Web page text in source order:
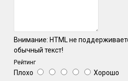
Внимание: HTML не
обычный текст!
Рейтинг
Плохо Хорошо